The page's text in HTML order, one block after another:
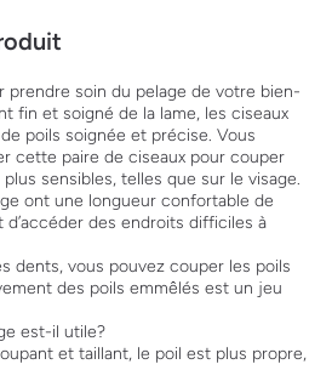
prendre soin du pelage de votre bien-
fin et soigné de la lame, les ciseaux
poils soignée et précise. Vous
cette paire de ciseaux pour couper
sensibles, telles que sur le visage.
ont une longueur confortable de
d’accéder des endroits difficiles à
dents, vous pouvez couper les poils
des poils emmêlés est un jeu
est-il utile?
et taillant, le poil est plus propre,